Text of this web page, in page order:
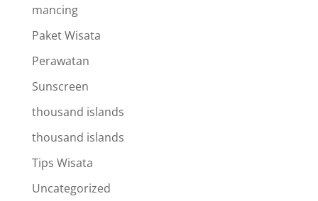
mancing
Paket Wisata
Perawatan
Sunscreen
thousand islands
thousand islands
Tips Wisata
Uncategorized